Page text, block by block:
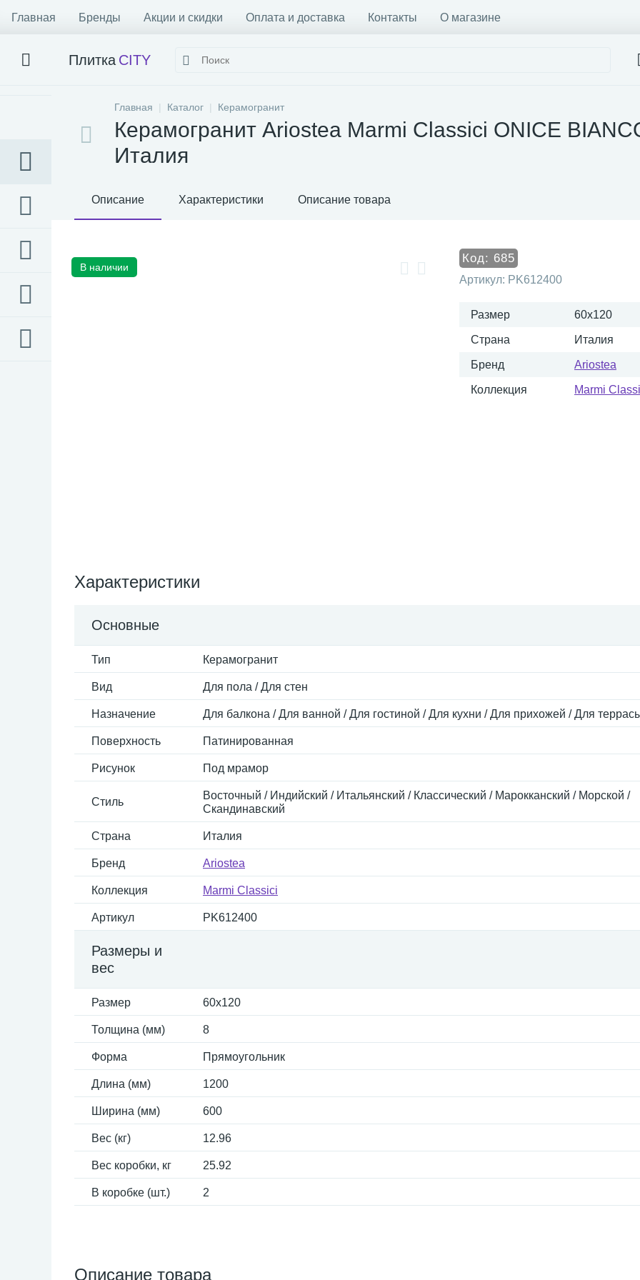
Главная Бренды Акции и скидки Оплата и доставка Контакты О магазине
Плитка CITY
Главная Каталог Керамогранит
Керамогранит Ariostea Marmi Classici ONICE
Италия
Описание Характеристики Описание товара
В наличии
Код: 685
Артикул: PK612400
Размер 60x120
Страна Италия
Бренд Ariostea
Коллекция Marmi
Характеристики
Основные
Тип Керамогранит
Вид Для пола / Для стен
Назначение Для балкона / Для ванной / Для гостиной / Для кухни / Для прихожей / Для
Поверхность Патинированная
Рисунок Под мрамор
Стиль
Восточный / Индийский / Итальянский / Классический / Марокканский / Морской /
Скандинавский
Страна Италия
Бренд Ariostea
Коллекция Marmi Classici
Артикул PK612400
Размеры и
вес
Размер 60x120
Толщина (мм) 8
Форма Прямоугольник
Длина (мм) 1200
Ширина (мм) 600
Вес (кг) 12.96
Вес коробки, кг 25.92
В коробке (шт.) 2
Описание товара